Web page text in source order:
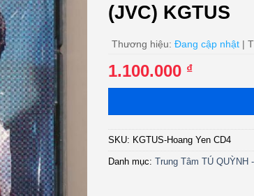
(JVC) KGTUS
Thương hiệu: Đang cập nhật |
1.100.000 ₫
SKU: KGTUS-Hoang Yen CD4
Danh mục: Trung Tâm TÚ QUỲNH